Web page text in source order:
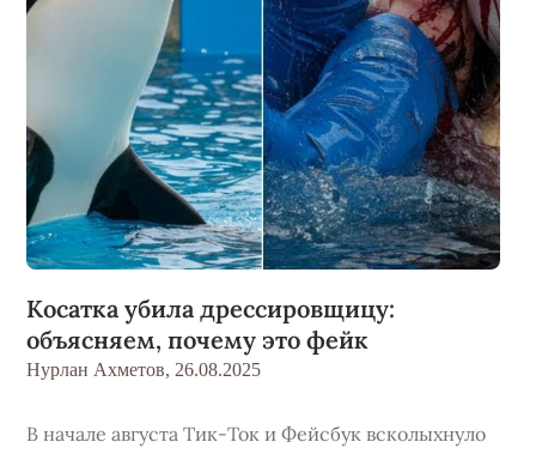
Косатка убила дрессировщицу:
объясняем, почему это фейк
Нурлан Ахметов, 26.08.2025
В начале августа Тик-Ток и Фейсбук всколыхнуло